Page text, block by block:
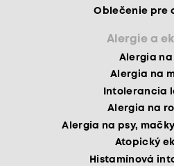
Oblečenie pre
Alergie a
Alergia na
Alergia na
Intolerancia
Alergia na
Alergia na psy,
Atopický
Histamínová